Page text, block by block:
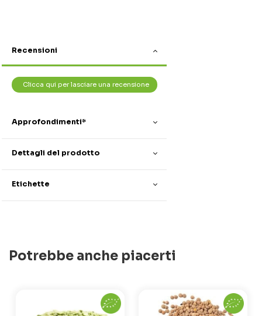
Recensioni
Clicca qui per lasciare una recensione
Approfondimenti*
Dettagli del prodotto
Etichette
Potrebbe anche piacerti